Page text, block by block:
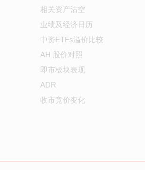
相关资产沽空
业绩及经济日历
中资ETFs溢价比较
AH 股价对照
即市板块表现
ADR
收市竞价变化